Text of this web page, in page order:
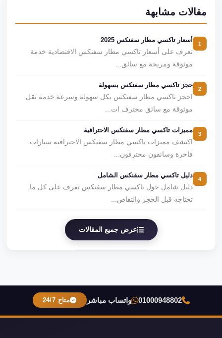
مقالات مشابهة
أسعار تاكسي مطار سفنكس 2025
تعرف على أسعار تاكسي مطار سفنكس الاقتصادية خدمة
موثوقة ومريحة مع سائق...
حجز تاكسي مطار سفنكس بسهولة
احجز تاكسي مطار سفنكس بكل سهولة وسرعة خدمة نقل
موثوقة مع سائق محترف ات...
مميزات تاكسي مطار سفنكس الاحترافية
اكتشف مميزات تاكسي مطار سفنكس الاحترافية سيارات
فاخرة وسائقون محترفون...
دليل تاكسي مطار سفنكس الشامل
دليل شامل حول تاكسي مطار سفنكس تعرف على كل ما
تحتاجه قبل الحجز والتفاص...
عرض جميع المقالات
01000948802 واتساب مباشر متاح 24/7